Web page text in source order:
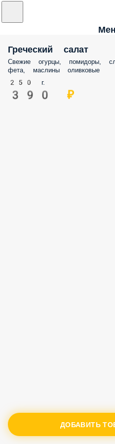
Греческий салат
Свежие огурцы, помидоры,
фета, маслины оливковые
250 г.
390 ₽
ДОБАВИТЬ